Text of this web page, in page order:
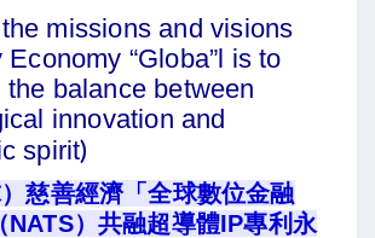
missions and visions
“Globa”l is to
the balance between
innovation and
spirit)
慈善經濟「全球數位金融
NATS）共融超導體IP專利永